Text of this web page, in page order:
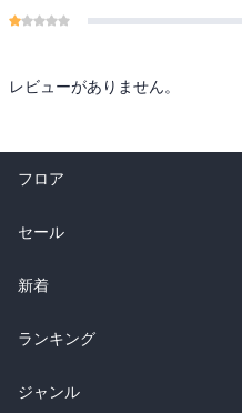
レビューがありません。
フロア
総合
ラノベ
雑誌・グラビア
BL・TL
セール
総合
ラノベ
雑誌・グラビア
新着
総合
ラノベ
ランキング
総合
ジャンル